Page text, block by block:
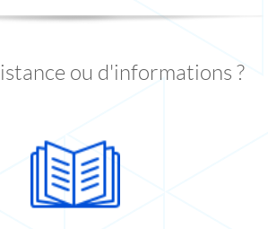
ou d'informations ?